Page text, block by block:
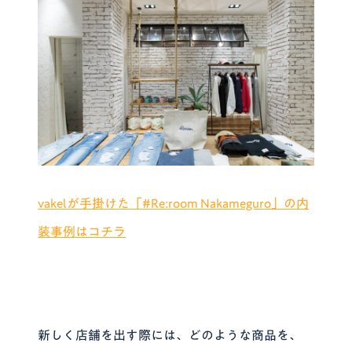
vakelが手掛けた「#Re:room Nakameguro」の内
装事例はコチラ
新しく店舗を出す際には、 どのような商品を、